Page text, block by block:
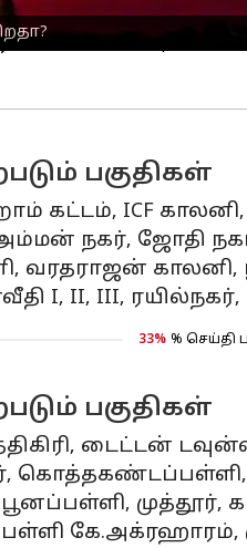
பகுதிகள்
கட்டம், ICF காலனி,
அம்மன் நகர், ஜோதி
வரதராஜன்
I, II, III, ரயில்நகர்,
33% % செய்தி
பகுதிகள்
டைட்டன்
முத்தூர்,